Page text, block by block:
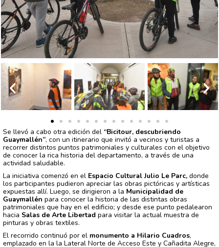
Se llevó a cabo otra edición del “Bicitour, descubriendo
Guaymallén”, con un itinerario que invitó a vecinos y turistas a
recorrer distintos puntos patrimoniales y culturales con el objetivo
de conocer la rica historia del departamento, a través de una
actividad saludable.
La iniciativa comenzó en el Espacio Cultural Julio Le Parc, donde
los participantes pudieron apreciar las obras pictóricas y artísticas
expuestas allí. Luego, se dirigieron a la Municipalidad de
Guaymallén para conocer la historia de las distintas obras
patrimoniales que hay en el edificio; y desde ese punto pedalearon
hacia Salas de Arte Libertad para visitar la actual muestra de
pinturas y obras textiles.
El recorrido continuó por el monumento a Hilario Cuadros,
emplazado en la la Lateral Norte de Acceso Este y Cañadita Alegre,